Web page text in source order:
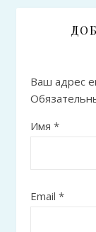
Ваш адрес
Имя *
Email *